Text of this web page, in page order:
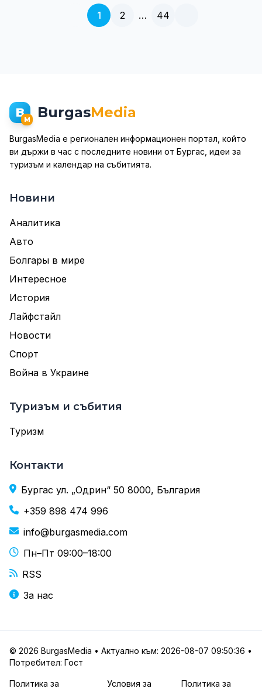
1 2 … 44
BM BurgasMedia
BurgasMedia е регионален информационен портал, който
ви държи в час с последните новини от Бургас, идеи за
туризъм и календар на събитията.
Новини
Аналитика
Авто
Болгары в мире
Интересное
История
Лайфстайл
Новости
Спорт
Война в Украине
Туризъм и събития
Туризм
Контакти
Бургас ул. „Одрин“ 50 8000, България
+359 898 474 996
info@burgasmedia.com
Пн–Пт 09:00–18:00
RSS
За нас
© 2026 BurgasMedia • Актуално към: 2026-08-07 09:50:36 •
Потребител: Гост
Политика за
Условия за
Политика за